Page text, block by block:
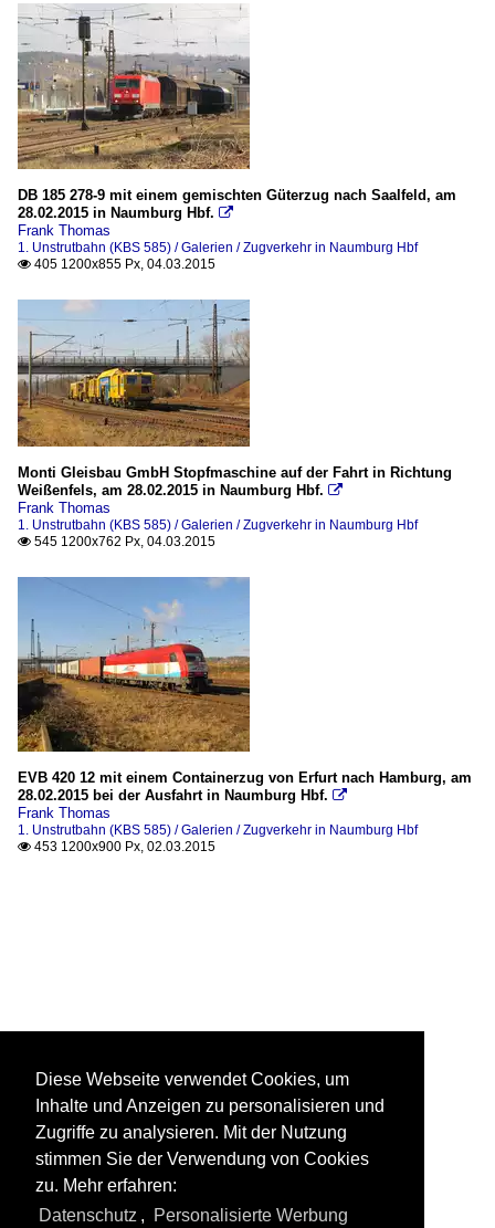
DB 185 278-9 mit einem gemischten Güterzug nach Saalfeld, am
28.02.2015 in Naumburg Hbf. 
Frank Thomas
1. Unstrutbahn (KBS 585) / Galerien / Zugverkehr in Naumburg Hbf
 405 1200x855 Px, 04.03.2015
Monti Gleisbau GmbH Stopfmaschine auf der Fahrt in Richtung
Weißenfels, am 28.02.2015 in Naumburg Hbf. 
Frank Thomas
1. Unstrutbahn (KBS 585) / Galerien / Zugverkehr in Naumburg Hbf
 545 1200x762 Px, 04.03.2015
EVB 420 12 mit einem Containerzug von Erfurt nach Hamburg, am
28.02.2015 bei der Ausfahrt in Naumburg Hbf. 
Frank Thomas
1. Unstrutbahn (KBS 585) / Galerien / Zugverkehr in Naumburg Hbf
 453 1200x900 Px, 02.03.2015
Diese Webseite verwendet Cookies, um
Inhalte und Anzeigen zu personalisieren und
Zugriffe zu analysieren. Mit der Nutzung
stimmen Sie der Verwendung von Cookies
zu. Mehr erfahren:
Datenschutz , Personalisierte Werbung